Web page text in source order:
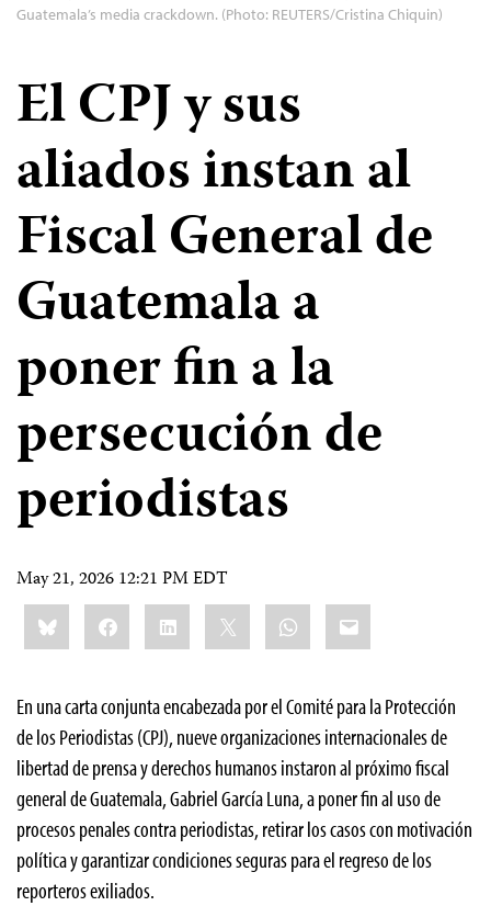
Guatemala’s media crackdown. (Photo: REUTERS/Cristina Chiquin)
El CPJ y sus
aliados instan al
Fiscal General de
Guatemala a
poner fin a la
persecución de
periodistas
May 21, 2026 12:21 PM EDT
Share
this:BlueskyFacebookLinkedIn WhatsApp
Email
En una carta conjunta encabezada por el Comité para la Protección
de los Periodistas (CPJ), nueve organizaciones internacionales de
libertad de prensa y derechos humanos instaron al próximo fiscal
general de Guatemala, Gabriel García Luna, a poner fin al uso de
procesos penales contra periodistas, retirar los casos con motivación
política y garantizar condiciones seguras para el regreso de los
reporteros exiliados.